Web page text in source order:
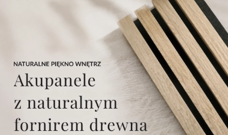
Wybierz coś dla siebie z naszej aktualnej oferty lub
zaloguj się, aby przywrócić dodane produkty do listy
z poprzedniej sesji.